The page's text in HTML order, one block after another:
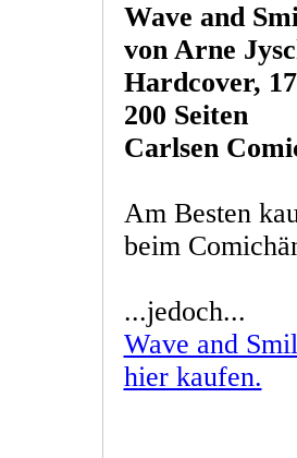
Wave and
von Arne
Hardcover,
200 Seiten
Carlsen
Am Besten
beim
...jedoch...
Wave and
hier kaufen.